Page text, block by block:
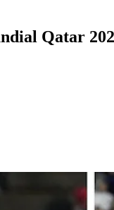
Qatar